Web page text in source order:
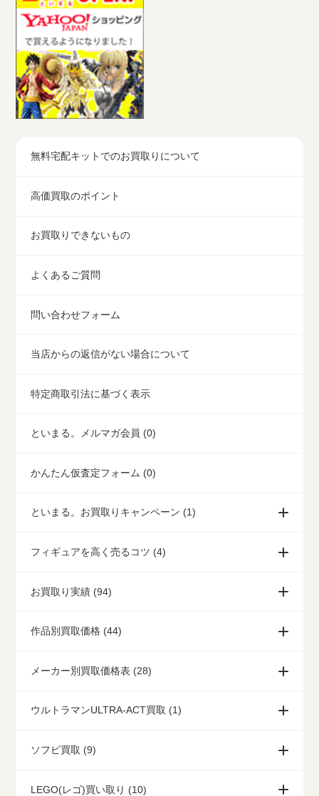
無料宅配キットでのお買取りについて
高価買取のポイント
お買取りできないもの
よくあるご質問
問い合わせフォーム
当店からの返信がない場合について
特定商取引法に基づく表示
といまる。メルマガ会員 (0)
かんたん仮査定フォーム (0)
といまる。お買取りキャンペーン (1)
フィギュアを高く売るコツ (4)
お買取り実績 (94)
作品別買取価格 (44)
メーカー別買取価格表 (28)
ウルトラマンULTRA-ACT買取 (1)
ソフビ買取 (9)
LEGO(レゴ)買い取り (10)